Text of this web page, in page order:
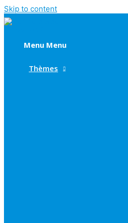
Skip to content
Menu Menu
Thèmes